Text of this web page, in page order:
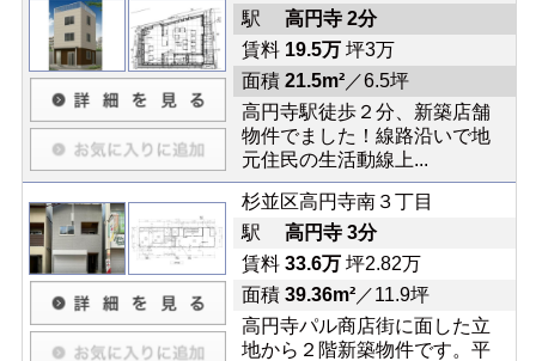
駅 高円寺 2分
賃料 19.5万坪3万
面積 21.5m²／6.5坪
高円寺駅徒歩２分、新築店舗
物件でました！線路沿いで地
元住民の生活動線上...
杉並区高円寺南３丁目
駅 高円寺 3分
賃料 33.6万坪2.82万
面積 39.36m²／11.9坪
高円寺パル商店街に面した立
地から２階新築物件です。平